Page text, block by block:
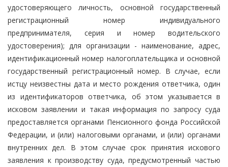
удостоверяющего личность, основной государственный
регистрационный номер индивидуального
предпринимателя, серия и номер водительского
удостоверения); для организации - наименование, адрес,
идентификационный номер налогоплательщика и основной
государственный регистрационный номер. В случае, если
истцу неизвестны дата и место рождения ответчика, один
из идентификаторов ответчика, об этом указывается в
исковом заявлении и такая информация по запросу суда
предоставляется органами Пенсионного фонда Российской
Федерации, и (или) налоговыми органами, и (или) органами
внутренних дел. В этом случае срок принятия искового
заявления к производству суда, предусмотренный частью